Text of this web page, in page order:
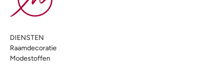
DIENSTEN
Raamdecoratie
Modestoffen